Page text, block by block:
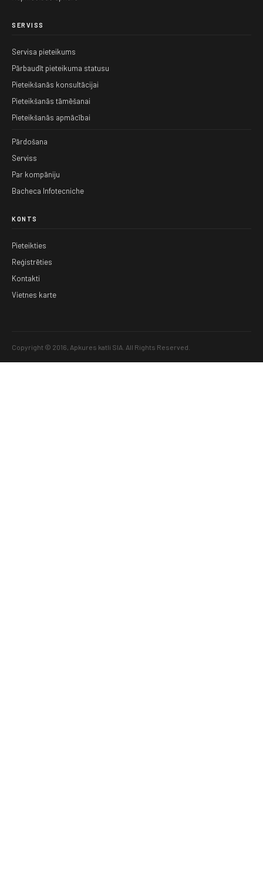
SERVISS
Servisa pieteikums
Pārbaudīt pieteikuma statusu
Pieteikšanās konsultācijai
Pieteikšanās tāmēšanai
Pieteikšanās apmācībai
Pārdošana
Serviss
Par kompāniju
Bacheca Infotecniche
KONTS
Pieteikties
Reģistrēties
Kontakti
Vietnes karte
Copyright © 2016, Apkures katli SIA. All Rights Reserved.